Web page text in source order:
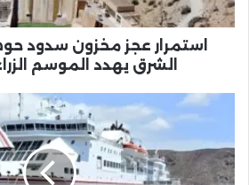
الشرق
يهدد
الموسماستمرار عجز مخزون سدود
الشرق يهدد الموسم
ألف
مسافر